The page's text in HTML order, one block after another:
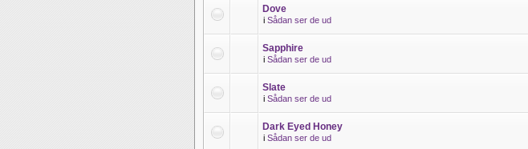
Dove
i Sådan ser de ud
Sapphire
i Sådan ser de ud
Slate
i Sådan ser de ud
Dark Eyed Honey
i Sådan ser de ud